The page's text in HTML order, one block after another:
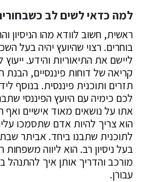
למה כדאי לשים לב
ראשית, חשוב לוודא מהו הניסיון
בוחרים. רצוי שהיועץ יהיה בעל
ליישם את התיאוריות והידע.
קריאה של דוחות פיננסיים, הבנת
תזרים ותוכנית פיננסית. בנוסף
לכם כימיה עם היועץ הפיננסי
אתו על נושאים מאוד אישיים
הוא צריך להיות אדם שתסמכו
לתוכנית שתבנו ביחד. אביתר
בעל ניסיון רב. הוא ליווה
מורכב והדריך אותן איך להתנהל
עבורן.